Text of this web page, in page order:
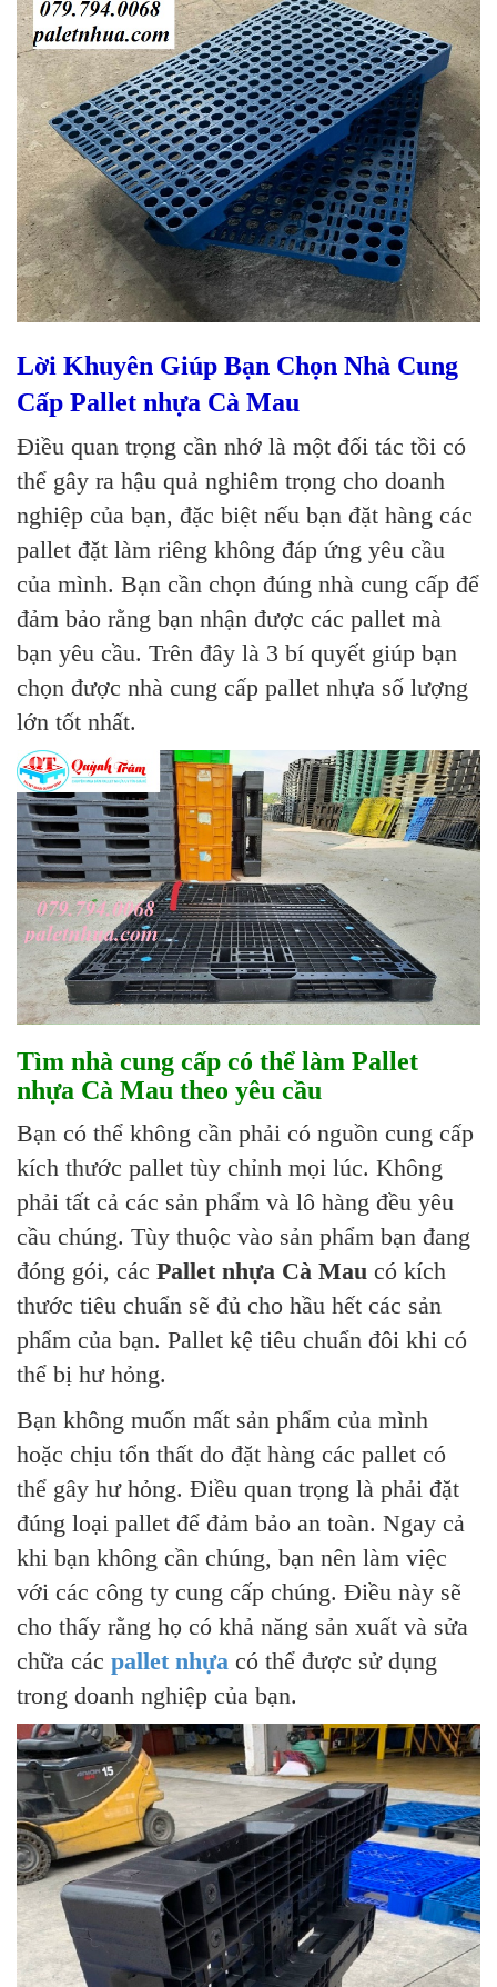
Lời Khuyên Giúp Bạn Chọn Nhà Cung
Cấp Pallet nhựa Cà Mau
Điều quan trọng cần nhớ là một đối tác tồi có
thể gây ra hậu quả nghiêm trọng cho doanh
nghiệp của bạn, đặc biệt nếu bạn đặt hàng các
pallet đặt làm riêng không đáp ứng yêu cầu
của mình. Bạn cần chọn đúng nhà cung cấp để
đảm bảo rằng bạn nhận được các pallet mà
bạn yêu cầu. Trên đây là 3 bí quyết giúp bạn
chọn được nhà cung cấp pallet nhựa số lượng
lớn tốt nhất.
Tìm nhà cung cấp có thể làm Pallet
nhựa Cà Mau theo yêu cầu
Bạn có thể không cần phải có nguồn cung cấp
kích thước pallet tùy chỉnh mọi lúc. Không
phải tất cả các sản phẩm và lô hàng đều yêu
cầu chúng. Tùy thuộc vào sản phẩm bạn đang
đóng gói, các Pallet nhựa Cà Mau có kích
thước tiêu chuẩn sẽ đủ cho hầu hết các sản
phẩm của bạn. Pallet kệ tiêu chuẩn đôi khi có
thể bị hư hỏng.
Bạn không muốn mất sản phẩm của mình
hoặc chịu tổn thất do đặt hàng các pallet có
thể gây hư hỏng. Điều quan trọng là phải đặt
đúng loại pallet để đảm bảo an toàn. Ngay cả
khi bạn không cần chúng, bạn nên làm việc
với các công ty cung cấp chúng. Điều này sẽ
cho thấy rằng họ có khả năng sản xuất và sửa
chữa các pallet nhựa có thể được sử dụng
trong doanh nghiệp của bạn.